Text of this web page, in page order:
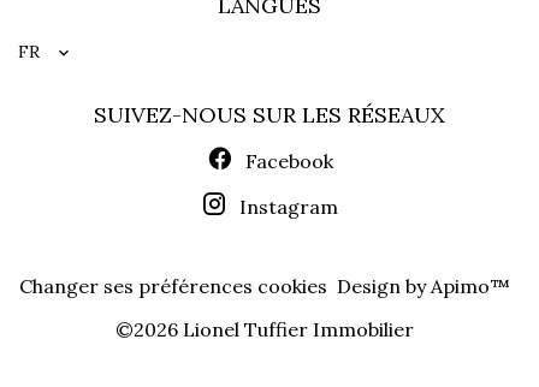
FR
SUIVEZ-NOUS SUR LES RÉSEAUX
Facebook
Instagram
Changer ses préférences cookies Design byApimo™
©2026 Lionel Tuffier Immobilier